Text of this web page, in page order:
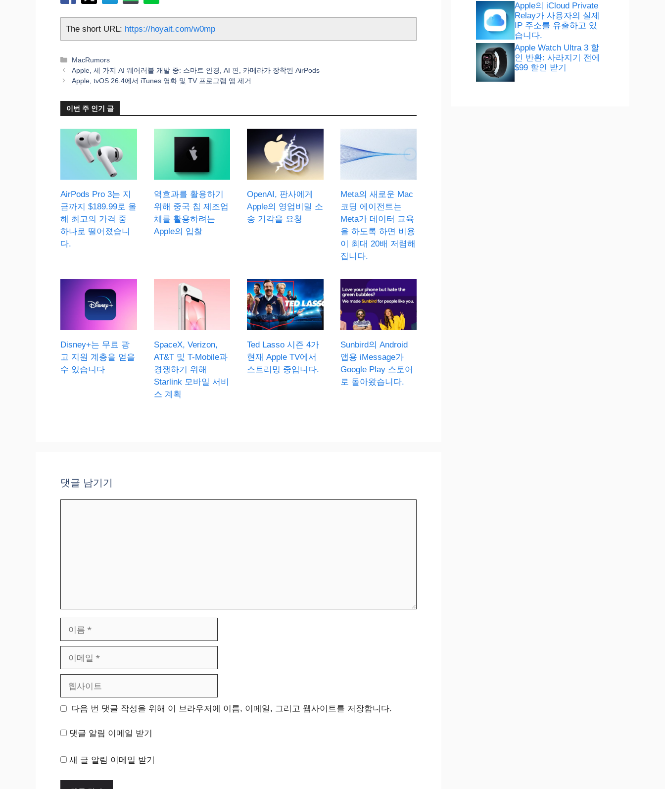
The short URL: https://hoyait.com/w0mp
카
테
고
MacRumors
Apple, 세 가지 AI 웨어러블 개발 중: 스마트 안경, AI 핀, 카메라가 장착된 AirPods
Apple, tvOS 26.4에서 iTunes 영화 및 TV 프로그램 앱 제거
이번 주 인기 글
AirPods Pro 3는 지
금까지 $189.99로 올
해 최고의 가격 중
하나로 떨어졌습니
다.
역효과를 활용하기
위해 중국 칩 제조업
체를 활용하려는
Apple의 입찰
OpenAI, 판사에게
Apple의 영업비밀 소
송 기각을 요청
Meta의 새로운 Mac
코딩 에이전트는
Meta가 데이터 교육
을 하도록 하면 비용
이 최대 20배 저렴해
집니다.
Disney+는 무료 광
고 지원 계층을 얻을
수 있습니다
SpaceX, Verizon,
AT&T 및 T-Mobile과
경쟁하기 위해
Starlink 모바일 서비
스 계획
Ted Lasso 시즌 4가
현재 Apple TV에서
스트리밍 중입니다.
Sunbird의 Android
앱용 iMessage가
Google Play 스토어
로 돌아왔습니다.
댓글 남기기
일
이 다음 번 댓글 작성을 위해 이 브라우저에 이름, 이메일, 그리고 웹사이트를 저장합니다.
댓글 알림 이메일 받기
새 글 알림 이메일 받기
Apple의 iCloud Private
Relay가 사용자의 실제
IP 주소를 유출하고 있
습니다.
Apple Watch Ultra 3 할
인 반환: 사라지기 전에
$99 할인 받기